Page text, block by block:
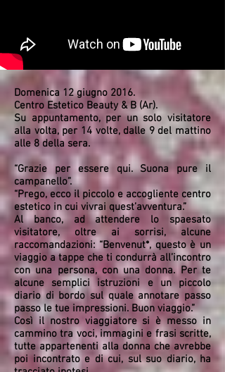
Domenica 12 giugno 2016.
Centro Estetico Beauty & B (Ar).
Su appuntamento, per un solo visitatore
alla volta, per 14 volte, dalle 9 del mattino
alle 8 della sera.
“Grazie per essere qui. Suona pure il
campanello”.
“Prego, ecco il piccolo e accogliente centro
estetico in cui vivrai quest’avventura.”
Al banco, ad attendere lo spaesato
visitatore, oltre ai sorrisi, alcune
raccomandazioni: “Benvenut*, questo è un
viaggio a tappe che ti condurrà all’incontro
con una persona, con una donna. Per te
alcune semplici istruzioni e un piccolo
diario di bordo sul quale annotare passo
passo le tue impressioni. Buon viaggio.”
Così il nostro viaggiatore si è messo in
cammino tra voci, immagini e frasi scritte,
tutte appartenenti alla donna che avrebbe
poi incontrato e di cui, sul suo diario, ha